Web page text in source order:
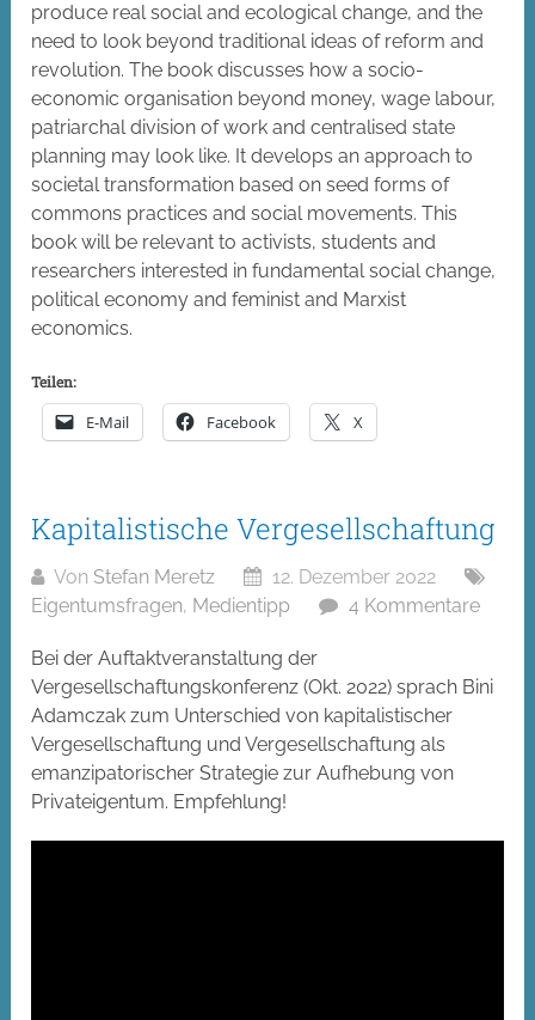
produce real social and ecological change, and the
need to look beyond traditional ideas of reform and
revolution. The book discusses how a socio-
economic organisation beyond money, wage labour,
patriarchal division of work and centralised state
planning may look like. It develops an approach to
societal transformation based on seed forms of
commons practices and social movements. This
book will be relevant to activists, students and
researchers interested in fundamental social change,
political economy and feminist and Marxist
economics.
Teilen:
E-Mail Facebook X
Kapitalistische Vergesellschaftung
Von Stefan Meretz
12. Dezember 2022
Eigentumsfragen, Medientipp 4 Kommentare
Bei der Auftaktveranstaltung der
Vergesellschaftungskonferenz (Okt. 2022) sprach Bini
Adamczak zum Unterschied von kapitalistischer
Vergesellschaftung und Vergesellschaftung als
emanzipatorischer Strategie zur Aufhebung von
Privateigentum. Empfehlung!